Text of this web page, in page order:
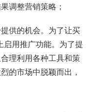
调整营销策略；
供的机会。为了让买
用推广功能。为了提
理利用各种工具和策
的市场中脱颖而出，